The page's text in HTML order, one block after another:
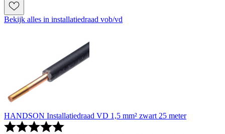
Bekijk alles in installatiedraad vob/vd
HANDSON Installatiedraad VD 1,5 mm² zwart 25 meter